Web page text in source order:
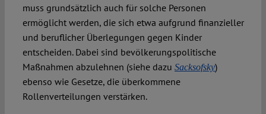
muss grundsätzlich auch für solche Personen
ermöglicht werden, die sich etwa aufgrund finanzieller
und beruflicher Überlegungen gegen Kinder
entscheiden. Dabei sind bevölkerungspolitische
Maßnahmen abzulehnen (siehe dazu Sacksofsky)
ebenso wie Gesetze, die überkommene
Rollenverteilungen verstärken.